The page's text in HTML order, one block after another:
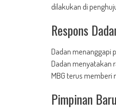
dilakukan di
Respons
Dadan menanggapi
Dadan menyatakan
MBG terus memberi
Pimpinan